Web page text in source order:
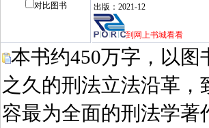
对比图书
出版：2021-12
到网上书城看看
本书约450万字，以图
之久的刑法立法沿革
容最为全面的刑法学著